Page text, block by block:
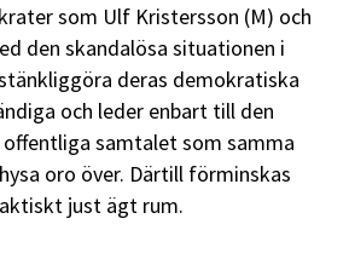
som Ulf Kristersson (M) och
den skandalösa situationen i
deras demokratiska
och leder enbart till den
samtalet som samma
oro över. Därtill förminskas
just ägt rum.